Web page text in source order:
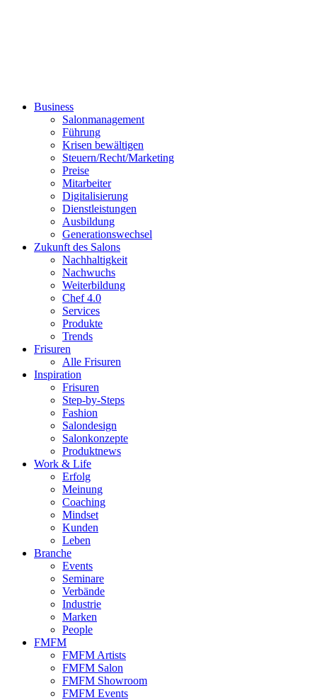
Business
Salonmanagement
Führung
Krisen bewältigen
Steuern/Recht/Marketing
Preise
Mitarbeiter
Digitalisierung
Dienstleistungen
Ausbildung
Generationswechsel
Zukunft des Salons
Nachhaltigkeit
Nachwuchs
Weiterbildung
Chef 4.0
Services
Produkte
Trends
Frisuren
Alle Frisuren
Inspiration
Frisuren
Step-by-Steps
Fashion
Salondesign
Salonkonzepte
Produktnews
Work & Life
Erfolg
Meinung
Coaching
Mindset
Kunden
Leben
Branche
Events
Seminare
Verbände
Industrie
Marken
People
FMFM
FMFM Artists
FMFM Salon
FMFM Showroom
FMFM Events